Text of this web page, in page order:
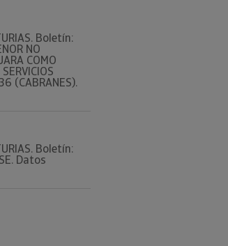
Boletín:
NO
COMO
(CABRANES).
Boletín:
Datos